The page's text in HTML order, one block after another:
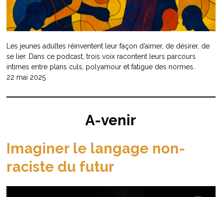
Les jeunes adultes réinventent leur façon d’aimer, de désirer, de
se lier. Dans ce podcast, trois voix racontent leurs parcours
intimes entre plans culs, polyamour et fatigue des normes.
22 mai 2025
A-venir
Imaginer le langage non-
raciste du futur